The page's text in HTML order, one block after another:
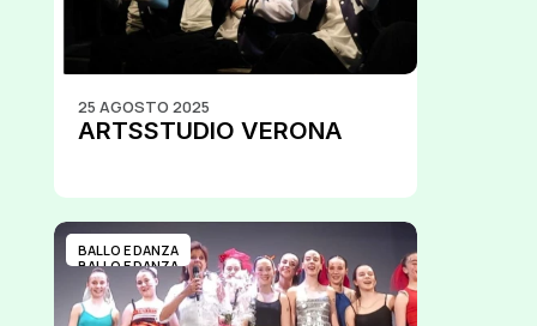
25 AGOSTO 2025
ARTSSTUDIO VERONA
BALLO E DANZA
BALLO E DANZA